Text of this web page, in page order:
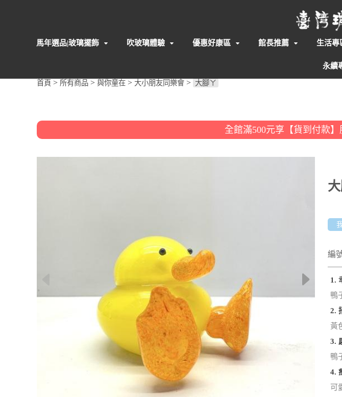
馬年選品|玻璃擺飾 吹玻璃體驗 優惠好康區 館長推薦 生活專
永續
首頁 > 所有商品 > 與你童在 > 大小朋友同樂會 > 大腳ㄚ
全館滿500元享【貨到付款】
編
1.
鴨
2.
黃
3.
鴨
4.
可